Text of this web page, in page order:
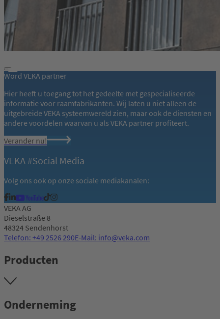
Word VEKA partner
Hier heeft u toegang tot het gedeelte met gespecialiseerde
informatie voor raamfabrikanten. Wij laten u niet alleen de
uitgebreide VEKA systeemwereld zien, maar ook de diensten en
andere voordelen waarvan u als VEKA partner profiteert.
Verander nu!
VEKA #Social Media
Volg ons ook op onze sociale mediakanalen:
VEKA AG
Dieselstraße 8
48324 Sendenhorst
Telefon: +49 2526 290E-Mail: info@veka.com
Producten
Onderneming